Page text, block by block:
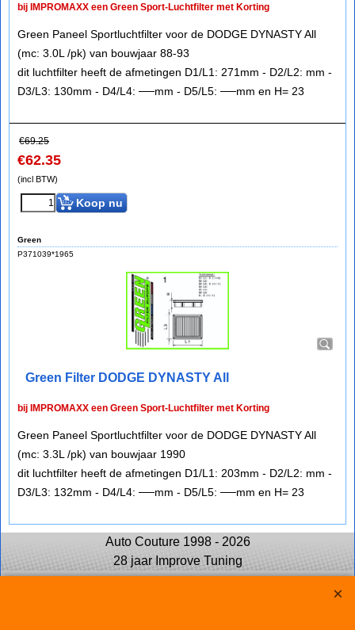
bij IMPROMAXX een Green Sport-Luchtfilter met Korting
Green Paneel Sportluchtfilter voor de DODGE DYNASTY All
(mc: 3.0L /pk) van bouwjaar 88-93
dit luchtfilter heeft de afmetingen D1/L1: 271mm - D2/L2: mm -
D3/L3: 130mm - D4/L4: ──mm - D5/L5: ──mm en H= 23
€69.25
€62.35
(incl BTW)
Koop nu
Green
P371039*1965
Green Filter DODGE DYNASTY All
bij IMPROMAXX een Green Sport-Luchtfilter met Korting
Green Paneel Sportluchtfilter voor de DODGE DYNASTY All
(mc: 3.3L /pk) van bouwjaar 1990
dit luchtfilter heeft de afmetingen D1/L1: 203mm - D2/L2: mm -
D3/L3: 132mm - D4/L4: ──mm - D5/L5: ──mm en H= 23
Auto Couture 1998 - 2026
28 jaar Improve Tuning